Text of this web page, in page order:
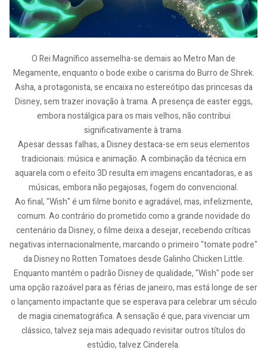
O Rei Magnífico assemelha-se demais ao Metro Man de
Megamente, enquanto o bode exibe o carisma do Burro de Shrek.
Asha, a protagonista, se encaixa no estereótipo das princesas da
Disney, sem trazer inovação à trama. A presença de easter eggs,
embora nostálgica para os mais velhos, não contribui
significativamente à trama.
Apesar dessas falhas, a Disney destaca-se em seus elementos
tradicionais: música e animação. A combinação da técnica em
aquarela com o efeito 3D resulta em imagens encantadoras, e as
músicas, embora não pegajosas, fogem do convencional.
Ao final, "Wish" é um filme bonito e agradável, mas, infelizmente,
comum. Ao contrário do prometido como a grande novidade do
centenário da Disney, o filme deixa a desejar, recebendo críticas
negativas internacionalmente, marcando o primeiro "tomate podre"
da Disney no Rotten Tomatoes desde Galinho Chicken Little.
Enquanto mantém o padrão Disney de qualidade, "Wish" pode ser
uma opção razoável para as férias de janeiro, mas está longe de ser
o lançamento impactante que se esperava para celebrar um século
de magia cinematográfica. A sensação é que, para vivenciar um
clássico, talvez seja mais adequado revisitar outros títulos do
estúdio, talvez Cinderela.